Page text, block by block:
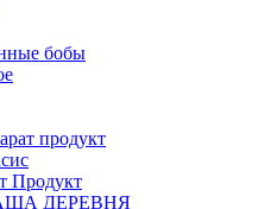
бобы
продукт
Продукт
ДЕРЕВНЯ